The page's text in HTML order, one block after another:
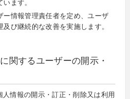
ます。
ー情報管理責任者を定め、ユーザ
び継続的な改善を実施します。
関するユーザーの開示・
情報の開示・訂正・削除又は利用